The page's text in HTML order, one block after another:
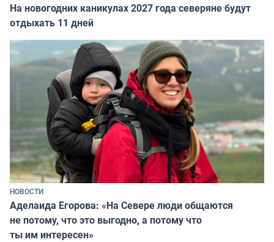
На новогодних каникулах 2027 года северяне будут
отдыхать 11 дней
НОВОСТИ
Аделаида Егорова: «На Севере люди общаются
не потому, что это выгодно, а потому что
ты им интересен»